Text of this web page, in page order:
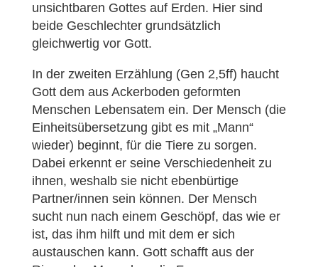
unsichtbaren Gottes auf Erden. Hier sind
beide Geschlechter grundsätzlich
gleichwertig vor Gott.
In der zweiten Erzählung (Gen 2,5ff) haucht
Gott dem aus Ackerboden geformten
Menschen Lebensatem ein. Der Mensch (die
Einheitsübersetzung gibt es mit „Mann“
wieder) beginnt, für die Tiere zu sorgen.
Dabei erkennt er seine Verschiedenheit zu
ihnen, weshalb sie nicht ebenbürtige
Partner/innen sein können. Der Mensch
sucht nun nach einem Geschöpf, das wie er
ist, das ihm hilft und mit dem er sich
austauschen kann. Gott schafft aus der